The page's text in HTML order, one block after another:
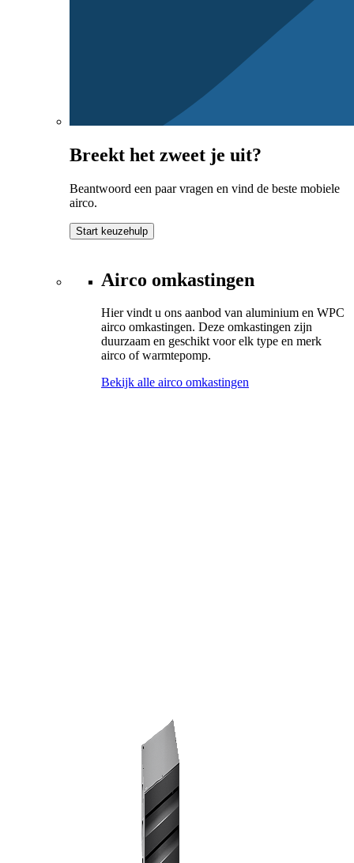
Breekt het zweet je uit?
Beantwoord een paar vragen en vind de beste mobiele
airco.
Start keuzehulp
Airco omkastingen
Hier vindt u ons aanbod van aluminium en WPC
airco omkastingen. Deze omkastingen zijn
duurzaam en geschikt voor elk type en merk
airco of warmtepomp.
Bekijk alle airco omkastingen